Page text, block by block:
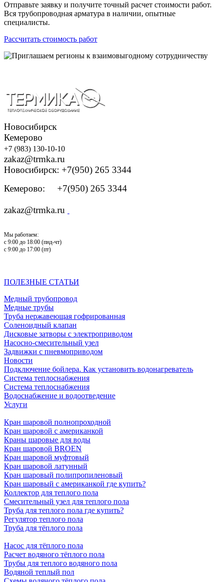
Отправьте заявку и получите точный расчет стоимости работ.
Вся трубопроводная арматура в наличии, опытные
специалисты.
Рассчитать стоимость работ
Новосибирск
Кемерово
+7 (983) 130-10-10
zakaz@trmka.ru
Новосибирск: +7(950) 265 3344
Кемерово: +7(950) 265 3344
zakaz@trmka.ru
Мы работаем:
с 9:00 до 18:00 (пнд-чт)
с 9:00 до 17:00 (пт)
ПОЛЕЗНЫЕ СТАТЬИ
Медный трубопровод
Медные трубы
Труба нержавеющая гофрированная
Соленоидный клапан
Дисковые затворы с электроприводом
Насосно-смесительный узел
Задвижки с пневмоприводом
Новости
Подключение бойлера. Как установить водонагреватель
Система теплоснабжения
Система теплоснабжения
Водоснабжение и водоотведение
Услуги
Кран шаровой полнопроходной
Кран шаровой с американкой
Краны шаровые для воды
Кран шаровой BROEN
Кран шаровой муфтовый
Кран шаровой латунный
Кран шаровый полипропиленовый
Кран шаровый с американкой где купить?
Коллектор для теплого пола
Смесительный узел для теплого пола
Труба для теплого пола где купить?
Регулятор теплого пола
Труба для тёплого пола
Насос для тёплого пола
Расчет водяного тёплого пола
Трубы для теплого водяного пола
Водяной теплый пол